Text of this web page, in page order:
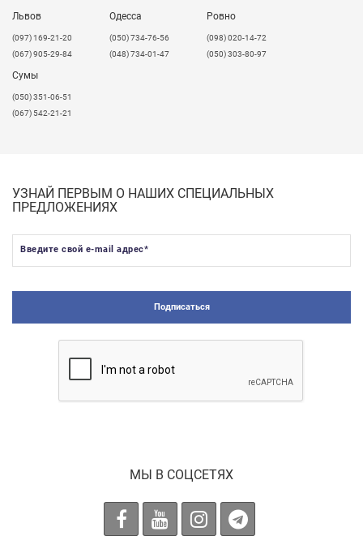
Львов
​(097) 169-21-20
(067) 905-29-84
Одесса
(050) 734-76-56
(048) 734-01-47
Ровно
(098) 020-14-72
(050) 303-80-97
Сумы
(050) 351-06-51
(067) 542-21-21
УЗНАЙ ПЕРВЫМ О НАШИХ СПЕЦИАЛЬНЫХ
ПРЕДЛОЖЕНИЯХ
Введите свой e-mail адрес*
Подписаться
МЫ В СОЦСЕТЯХ